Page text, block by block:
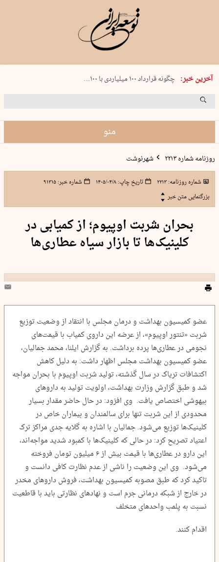
آخرین خبر:
شنبه 17 مرداد 1405 شماره 2244
چگونه قرارداد ۱۰۰ میلیاردی با ۱۰۰…
پنجره‌ای که باز نشد
منو
روزنامه شماره ۲۲۱۳ شهرنوشت
شماره روزنامه:۲۲۱۳ تاریخ چاپ:۱۴۰۵/۰۴/۸ شماره خبر:۹۱۳۱۵
بزرگنمایی متن خبر
بحران شربت اوپیوم؛ از کمیابی در
کلینیک‌ها تا بازار سیاه عطاری‌ها
عضو کمیسیون بهداشت و درمان مجلس با انتقاد از وضعیت توزیع
شربت «تنتور اوپیوم»، از عرضه این داروی کمیاب با قیمت‌های
نجومی در عطاری‌ها پرده برداشت. به گزارش ایلنا، محمد جمالیان،
عضو کمیسیون بهداشت مجلس اظهار داشت: به دلیل کاهش
اکتشافات تریاک در سال گذشته، تولید شربت اوپیوم با بحران مواجه
شد و طبق گزارش وزارت بهداشت، اولویت تولید به داروهای
بیهوشی اختصاص یافت. وی افزود: در حال حاضر مقدار بسیار
محدودی از این شربت تنها برای سالمندان و بیماران خاص در
کلینیک‌ها توزیع می‌شود. جمالیان با اشاره به گلایه جدی مراکز ترک
اعتیاد تصریح کرد: در حالی که کلینیک‌ها با کمبود شدید مواجه‌اند،
این دارو در عطاری‌ها با قیمت بیش از ۶ میلیون تومان فروخته
می‌شود. وی این وضعیت را ناشی از عدم نظارت کافی دانست و
تاکید کرد که طبق مصوبه کمیسیون بهداشت، فروش داروهای مخدر
در خارج از شبکه درمانی جرم است و نهادهای نظارتی باید با قاطعیت
نسبت به پلمب واحدهای متخلف
اقدام کنند.